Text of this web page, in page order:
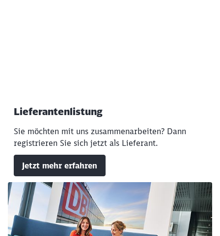
Lieferantenlistung
Sie möchten mit uns zusammenarbeiten? Dann
registrieren Sie sich jetzt als Lieferant.
Jetzt mehr erfahren